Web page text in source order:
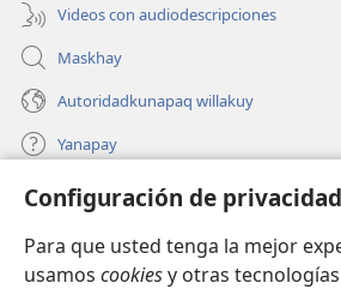
Configuración de privacidad
Para que usted tenga la mejor
usamos cookiesy otras
Videos con audiodescripciones
Maskhay
Autoridadkunapaq willakuy
Yanapay
Donacionta churanapaq
una
nueva
ventana)
INTERNETPI QELQANCHISKUNA
(abre